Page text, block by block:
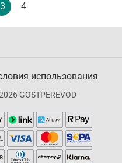
3 4
использования
GOSTPEREVOD